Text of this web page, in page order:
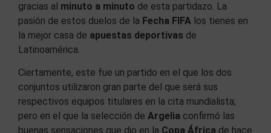
gracias al minuto a minuto de esta partidazo. La
pasión de estos duelos de la Fecha FIFA los tienes en
la mejor casa de apuestas deportivas de
Latinoamérica.
Ciertamente, este fue un partido en el que los dos
conjuntos utilizaron gran parte del que será sus
respectivos equipos titulares en la cita mundialista;
pero en el que la selección de Argelia confirmó las
buenas sensaciones que dio en la Copa África de hace